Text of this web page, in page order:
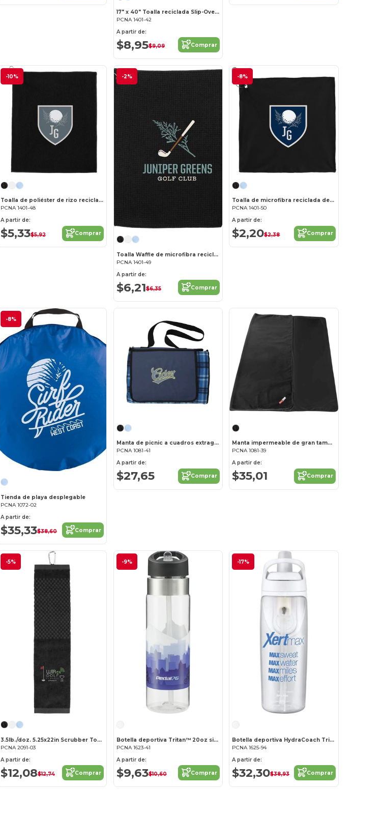
17" x 40" Toalla reciclada Slip-Over Player
PCNA 1401-42
A partir de:
$8,95$9,09 Comprar
-10%
Toalla de poliéster de rizo reciclado de 300 g de 15 x 18 pulgadas
PCNA 1401-48
A partir de:
$5,33$5,92 Comprar
-2%
Toalla Waffle de microfibra reciclada de 200 g de 15 x 18 pulgadas
PCNA 1401-49
A partir de:
$6,21$6,35 Comprar
-8%
Toalla de microfibra reciclada de 200 g 12" x 12"
PCNA 1401-50
A partir de:
$2,20$2,38 Comprar
-8%
Tienda de playa desplegable
PCNA 1072-02
A partir de:
$35,33$38,60 Comprar
Manta de picnic a cuadros extragrande
PCNA 1081-41
A partir de:
$27,65 Comprar
Manta impermeable de gran tamaño para exteriores con funda
PCNA 1081-39
A partir de:
$35,01 Comprar
-5%
3.5lb./doz. 5.25x22in Scrubber Toalla de Golf
PCNA 2091-03
A partir de:
$12,08$12,74 Comprar
-9%
Botella deportiva Tritan™ 20oz sin BPA de Kensington
PCNA 1623-41
A partir de:
$9,63$10,60 Comprar
-17%
Botella deportiva HydraCoach Tritan™ sin BPA 22oz
PCNA 1625-94
A partir de:
$32,30$38,93 Comprar